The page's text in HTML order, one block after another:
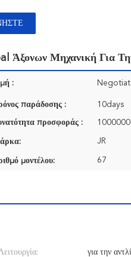
Άξονων Μηχανική Για
:
παράδοσης : 10days
προσφοράς :
JR
μοντέλου: 67
για την